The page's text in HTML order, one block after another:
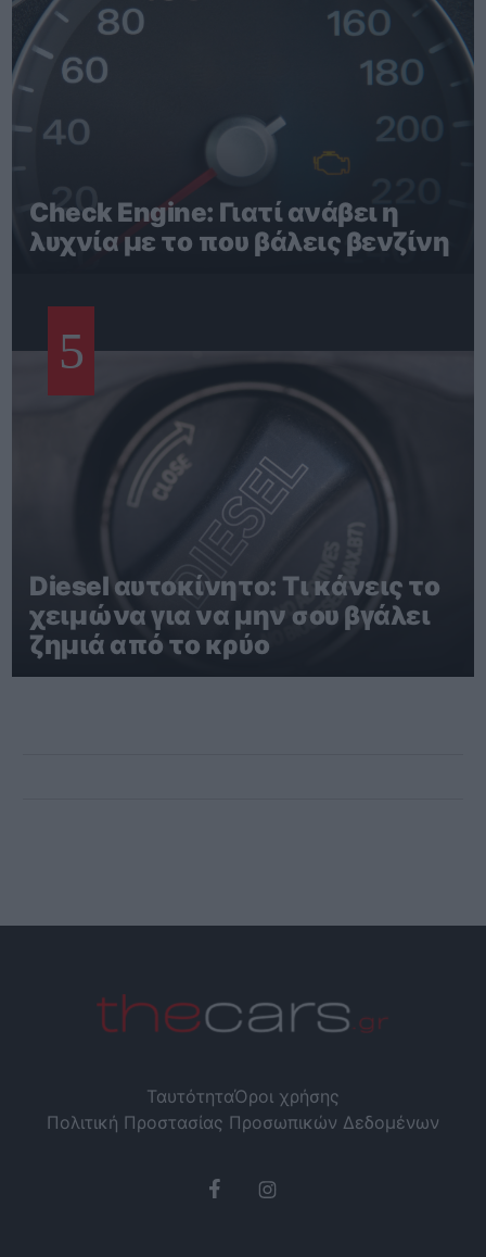
Check Engine: Γιατί ανάβει η
λυχνία με το που βάλεις βενζίνη
5
Diesel αυτοκίνητο: Τι κάνεις το
χειμώνα για να μην σου βγάλει
ζημιά από το κρύο
ΤαυτότηταΌροι χρήσης
Πολιτική Προστασίας Προσωπικών Δεδομένων